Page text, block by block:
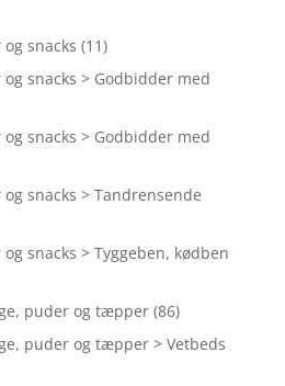
snacks (11)
snacks > Godbidder med
snacks > Godbidder med
snacks > Tandrensende
snacks > Tyggeben, kødben
puder og tæpper (86)
puder og tæpper > Vetbeds